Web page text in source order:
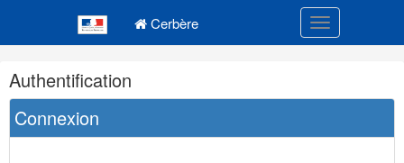
Cerbère Toggle
Navigation
et
outils
annexes
Authentification
Connexion